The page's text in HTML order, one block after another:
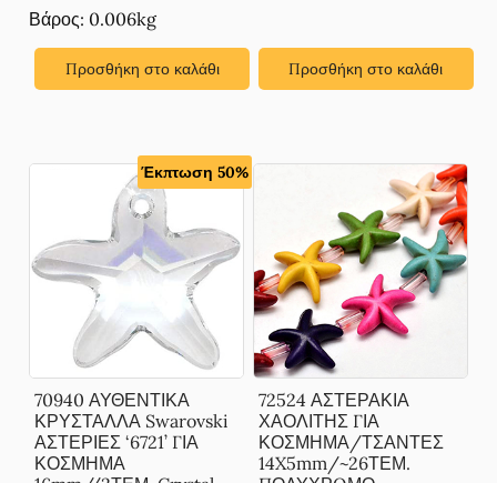
€4.46. είναι:
Βάρος: 0.006kg
Προσθήκη στο καλάθι
€1.85.
Προσθήκη στο καλάθι
Έκπτωση 50%
70940 ΑΥΘΕΝΤΙΚΑ
ΚΡΥΣΤΑΛΛΑ Swarovski
ΑΣΤΕΡΙΕΣ ‘6721’ ΓΙΑ
ΚΟΣΜΗΜΑ
72524 ΑΣΤΕΡΑΚΙΑ
ΧΑΟΛΙΤΗΣ ΓΙΑ
ΚΟΣΜΗΜΑ/ΤΣΑΝΤΕΣ
14X5mm/~26ΤΕΜ.